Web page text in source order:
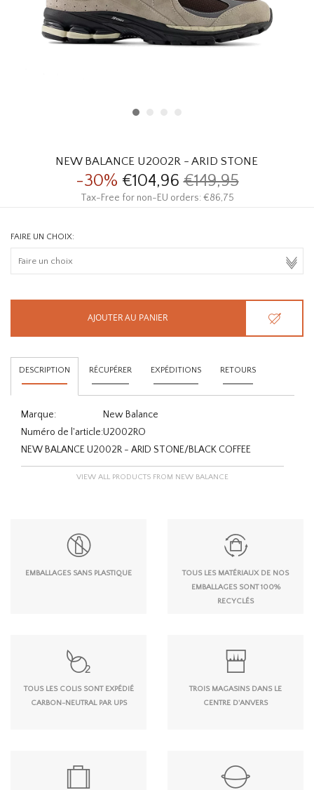
MARQUES
THE EDIT
NEW BALANCE U2002R - ARID STONE
-30% €104,96€149,95
Tax-Free for non-EU orders: €86,75
FAIRE UN CHOIX:
AJOUTER AU PANIER
DESCRIPTION RÉCUPÉRER EXPÉDITIONS RETOURS
Marque:
New Balance
Numéro de l'article:U2002RO
NEW BALANCE U2002R - ARID STONE/BLACK COFFEE
VIEW ALL PRODUCTS FROM NEW BALANCE
EMBALLAGES SANS PLASTIQUE
TOUS LES MATÉRIAUX DE NOS
EMBALLAGES SONT 100%
RECYCLÉS
TOUS LES COLIS SONT EXPÉDIÉ
CARBON-NEUTRAL PAR UPS
TROIS MAGASINS DANS LE
CENTRE D'ANVERS